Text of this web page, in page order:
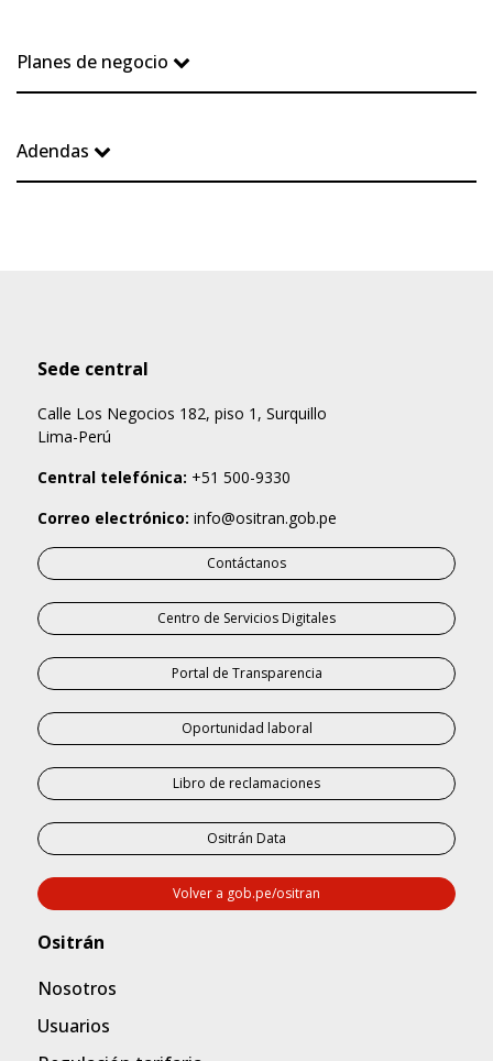
Planes de negocio
Adendas
Sede central
Calle Los Negocios 182, piso 1, Surquillo
Lima-Perú
Central telefónica: +51 500-9330
Correo electrónico: info@ositran.gob.pe
Contáctanos
Centro de Servicios Digitales
Portal de Transparencia
Oportunidad laboral
Libro de reclamaciones
Ositrán Data
Volver a gob.pe/ositran
Nosotros
Usuarios